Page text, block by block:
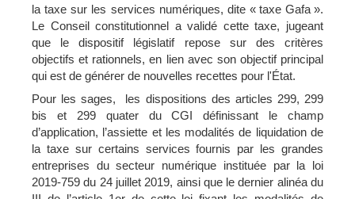
la taxe sur les services numériques, dite « taxe Gafa ».
Le Conseil constitutionnel a validé cette taxe, jugeant
que le dispositif législatif repose sur des critères
objectifs et rationnels, en lien avec son objectif principal
qui est de générer de nouvelles recettes pour l'État.
Pour les sages, les dispositions des articles 299, 299
bis et 299 quater du CGI définissant le champ
d’application, l’assiette et les modalités de liquidation de
la taxe sur certains services fournis par les grandes
entreprises du secteur numérique instituée par la loi
2019-759 du 24 juillet 2019, ainsi que le dernier alinéa du